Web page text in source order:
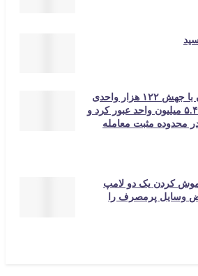
شاخص کل بورس تهران با جهش ۱۲۲ هزار واحدی
از مرز ۵.۴ میلیون واحد عبور کرد و
مثبت معامله
یک دو لامپ
پرمصرف را